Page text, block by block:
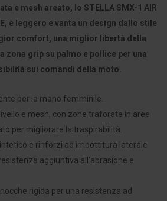
e mesh areato, lo STELLA SMX-1 AIR
è leggero e vanta un design dallo stile
comfort, una miglior libertà della
zona grip su palmo e pollice per una
sui comandi della moto.
per la mano femminile.
e mesh, con zone traforate in aree
per migliorare la traspirabilità.
e rinforzi ad imbottitura laterale
aggiuntiva all’abrasione e
rigida per una resistenza ad